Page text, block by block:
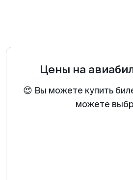
Цены на
😍 Вы можете купить
можете